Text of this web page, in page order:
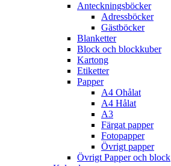
Anteckningsböcker
Adressböcker
Gästböcker
Blanketter
Block och blockkuber
Kartong
Etiketter
Papper
A4 Ohålat
A4 Hålat
A3
Färgat papper
Fotopapper
Övrigt papper
Övrigt Papper och block